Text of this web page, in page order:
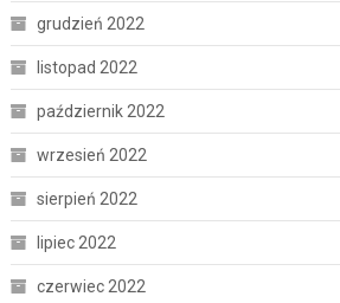
grudzień 2022
listopad 2022
październik 2022
wrzesień 2022
sierpień 2022
lipiec 2022
czerwiec 2022